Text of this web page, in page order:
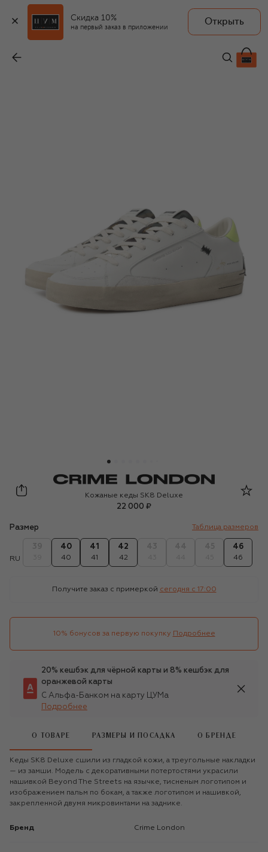
Скидка 10%
на первый заказ в приложении
Открыть
22 000 ₽
Crime London
Кожаные кеды SK8 Deluxe
22 000 ₽
Размер Таблица размеров
RU
40
40
41
41
42
42
46
46
Получите заказ с примеркой сегодня c 17:00
10% бонусов за первую покупку Подробнее
20% кешбэк для чёрной карты и 8% кешбэк для
оранжевой карты
С Альфа-Банком на карту ЦУМа
Подробнее
О ТОВАРЕ РАЗМЕРЫ И ПОСАДКА О БРЕНДЕ
Кеды SK8 Deluxe сшили из гладкой кожи, а треугольные накладки
— из замши. Модель с декоративными потертостями украсили
нашивкой Beyond The Streets на язычке, тисненым логотипом и
изображением пальм по бокам, а также логотипом и нашивкой,
закрепленной двумя микровинтами на заднике.
Бренд Crime London